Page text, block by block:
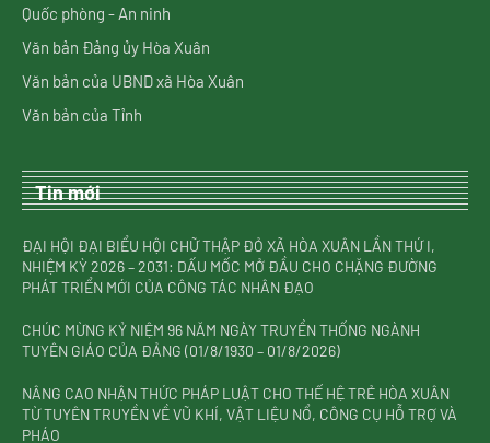
Quốc phòng - An ninh
Văn bản Đảng ủy Hòa Xuân
Văn bản của UBND xã Hòa Xuân
Văn bản của Tỉnh
Tin mới
ĐẠI HỘI ĐẠI BIỂU HỘI CHỮ THẬP ĐỎ XÃ HÒA XUÂN LẦN THỨ I,
NHIỆM KỲ 2026 – 2031: DẤU MỐC MỞ ĐẦU CHO CHẶNG ĐƯỜNG
PHÁT TRIỂN MỚI CỦA CÔNG TÁC NHÂN ĐẠO
CHÚC MỪNG KỶ NIỆM 96 NĂM NGÀY TRUYỀN THỐNG NGÀNH
TUYÊN GIÁO CỦA ĐẢNG (01/8/1930 – 01/8/2026)
NÂNG CAO NHẬN THỨC PHÁP LUẬT CHO THẾ HỆ TRẺ HÒA XUÂN
TỪ TUYÊN TRUYỀN VỀ VŨ KHÍ, VẬT LIỆU NỔ, CÔNG CỤ HỖ TRỢ VÀ
PHÁO